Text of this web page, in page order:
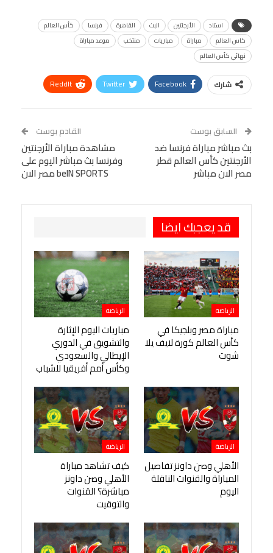
استاد الأرجنتين البث القاهرة فرنسا
كأس العالم
كاس العالم
مباراة مباريات منتخب
موعد مباراة
نهائي كأس العالم
شارك Facebook
Twitter
ReddIt
Tumblr
البريد الإلكتروني
StumbleUpon
VK
Digg
LINE
BlackBerry
Viber
السابق بوست
بث مباشر مباراة فرنسا ضد
الأرجنتين كأس العالم قطر
مصر الان مباشر
القادم بوست
مشاهدة مباراة الأرجنتين
وفرنسا بث مباشر اليوم على
beIN SPORTS مصر الان
قد يعجبك ايضا
الرياضة
مباراة مصر وبلجيكا في
كأس العالم كورة لايف يلا
شوت
الرياضة
مباريات اليوم الإثارة
والتشويق في الدوري
الإيطالي والسعودي
وكأس أمم أفريقيا للشباب
الرياضة
الأهلي وصن داونز تفاصيل
المباراة والقنوات الناقلة
اليوم
الرياضة
كيف تشاهد مباراة
الأهلي وصن داونز
مباشرة؟ القنوات
والتوقيت